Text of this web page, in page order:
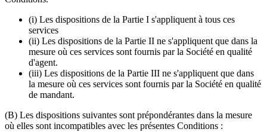
(i) Les dispositions de la Partie I s'appliquent à tous ces
services
(ii) Les dispositions de la Partie II ne s'appliquent que dans la
mesure où ces services sont fournis par la Société en qualité
d'agent.
(iii) Les dispositions de la Partie III ne s'appliquent que dans
la mesure où ces services sont fournis par la Société en qualité
de mandant.
(B) Les dispositions suivantes sont prépondérantes dans la mesure
où elles sont incompatibles avec les présentes Conditions :